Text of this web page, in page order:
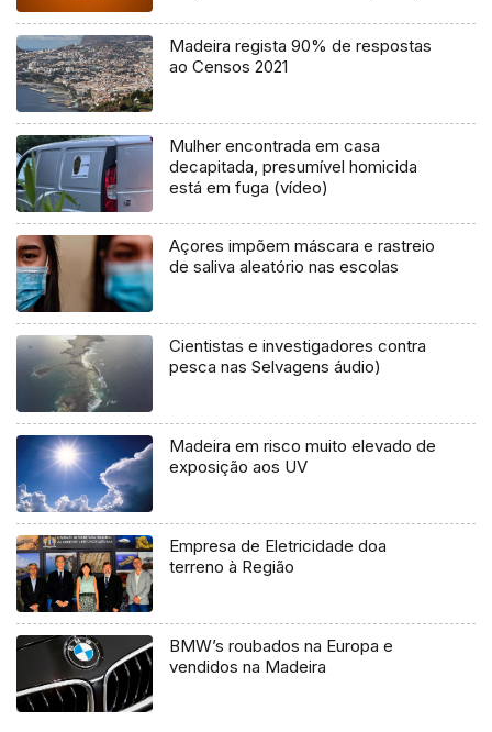
Madeira regista 90% de respostas
ao Censos 2021
Mulher encontrada em casa
decapitada, presumível homicida
está em fuga (vídeo)
Açores impõem máscara e rastreio
de saliva aleatório nas escolas
Cientistas e investigadores contra
pesca nas Selvagens áudio)
Madeira em risco muito elevado de
exposição aos UV
Empresa de Eletricidade doa
terreno à Região
BMW’s roubados na Europa e
vendidos na Madeira